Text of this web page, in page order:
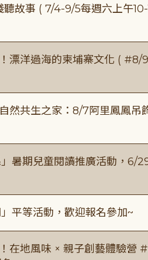
聽故事 ( 7/4-9/5每週六上午
漂洋過海的柬埔寨文化 ( #8/
然共生之家：8/7阿里鳳鳳
」暑期兒童閱讀推廣活動，6/
」平等活動，歡迎報名參加~
在地風味 × 親子創藝體驗營